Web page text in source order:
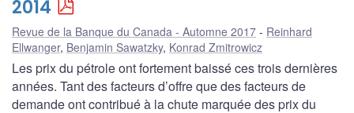
2014
Revue de la Banque du Canada - Automne 2017
Reinhard
Ellwanger, Benjamin Sawatzky, Konrad Zmitrowicz
Les prix du pétrole ont fortement baissé ces trois dernières
années. Tant des facteurs d’offre que des facteurs de
demande ont contribué à la chute marquée des prix du